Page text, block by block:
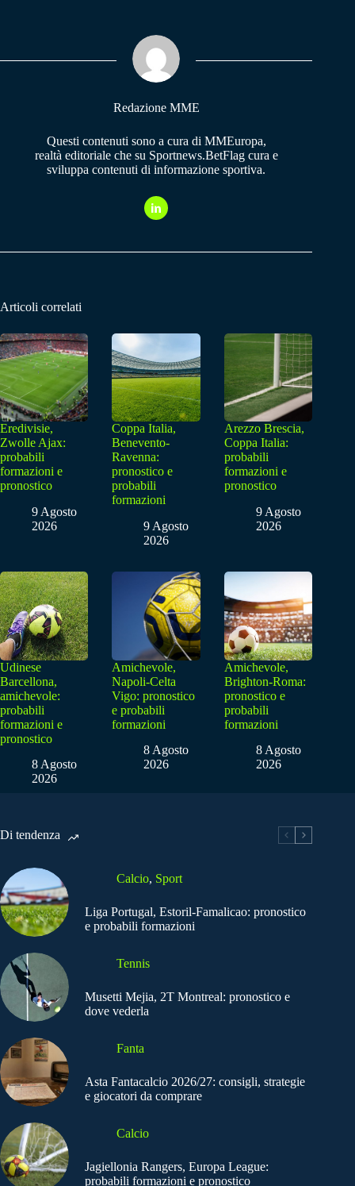
pp m
Redazione MME
Questi contenuti sono a cura di MMEuropa,
realtà editoriale che su Sportnews.BetFlag cura e
sviluppa contenuti di informazione sportiva.
Articoli correlati
Eredivisie,
Zwolle Ajax:
probabili
formazioni e
pronostico
9 Agosto
2026
Coppa Italia,
Benevento-
Ravenna:
pronostico e
probabili
formazioni
9 Agosto
2026
Arezzo Brescia,
Coppa Italia:
probabili
formazioni e
pronostico
9 Agosto
2026
Udinese
Barcellona,
amichevole:
probabili
formazioni e
pronostico
8 Agosto
2026
Amichevole,
Napoli-Celta
Vigo: pronostico
e probabili
formazioni
8 Agosto
2026
Amichevole,
Brighton-Roma:
pronostico e
probabili
formazioni
8 Agosto
2026
Di tendenza
Calcio, Sport
Liga Portugal, Estoril-Famalicao: pronostico
e probabili formazioni
Tennis
Musetti Mejia, 2T Montreal: pronostico e
dove vederla
Fanta
Asta Fantacalcio 2026/27: consigli, strategie
e giocatori da comprare
Calcio
Jagiellonia Rangers, Europa League:
probabili formazioni e pronostico